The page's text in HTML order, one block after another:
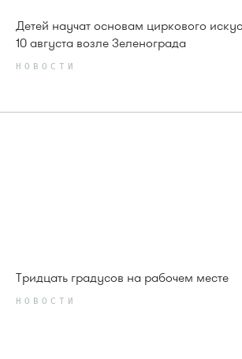
Детей научат основам циркового
10 августа возле Зеленограда
НОВОСТИ
Тридцать градусов на рабочем месте
НОВОСТИ